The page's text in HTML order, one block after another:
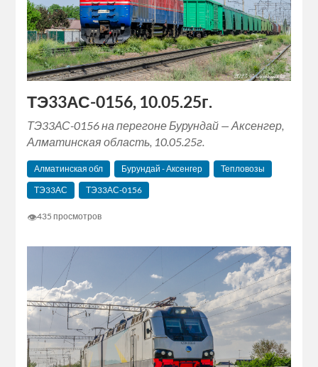
ТЭ33АС-0156, 10.05.25г.
ТЭ33АС-0156 на перегоне Бурундай — Аксенгер,
Алматинская область, 10.05.25г.
Алматинская обл Бурундай - Аксенгер
Тепловозы
ТЭ33АС
ТЭ33АС-0156
👁435 просмотров